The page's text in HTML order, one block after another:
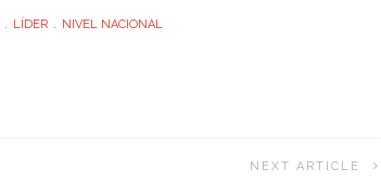
LÍDER NIVEL NACIONAL
NEXT ARTICLE